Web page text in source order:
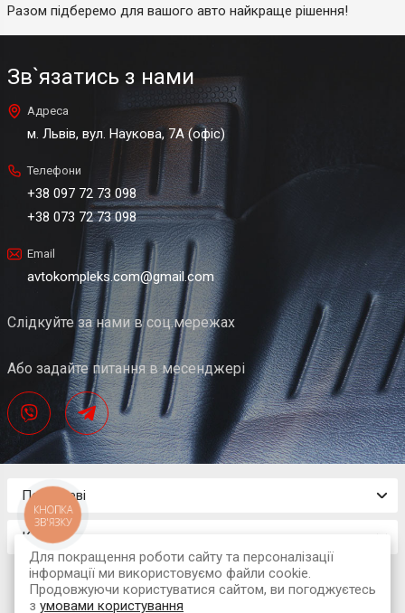
Разом підберемо для вашого авто найкраще рішення!
Зв`язатись з нами
Адреса
м. Львів, вул. Наукова, 7А (офіс)
Телефони
+38 097 72 73 098
+38 073 72 73 098
Email
avtokompleks.com@gmail.com
Слідкуйте за нами в соц.мережах
Або задайте питання в месенджері
Покупцеві
Контакти
Для покращення роботи сайту та персоналізації
інформації ми використовуємо файли cookie.
Продовжуючи користуватися сайтом, ви погоджуєтесь
з умовами користування
КНОПКА
ЗВ'ЯЗКУ